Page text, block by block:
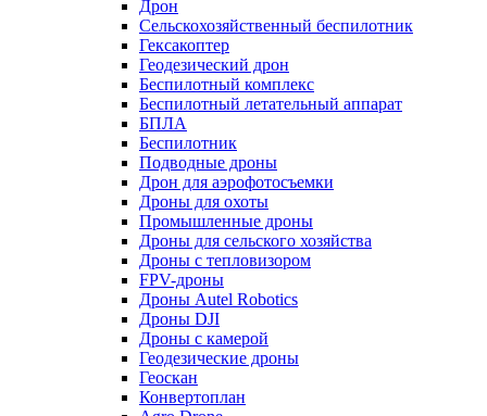
Дрон
Сельскохозяйственный беспилотник
Гексакоптер
Геодезический дрон
Беспилотный комплекс
Беспилотный летательный аппарат
БПЛА
Беспилотник
Подводные дроны
Дрон для аэрофотосъемки
Дроны для охоты
Промышленные дроны
Дроны для сельского хозяйства
Дроны с тепловизором
FPV-дроны
Дроны Autel Robotics
Дроны DJI
Дроны с камерой
Геодезические дроны
Геоскан
Конвертоплан